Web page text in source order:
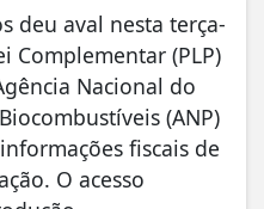
deu aval nesta terça-
Complementar (PLP)
Nacional do
(ANP)
fiscais de
O acesso